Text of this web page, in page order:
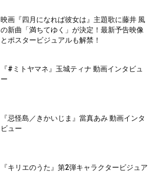
映画『四月になれば彼女は』主題歌に藤井 風
の新曲「満ちてゆく」が決定！最新予告映像
とポスタービジュアルも解禁！
『#ミトヤマネ』玉城ティナ 動画インタビュ
ー
『忌怪島／きかいじま』當真あみ 動画インタ
ビュー
『キリエのうた』第2弾キャラクタービジュア